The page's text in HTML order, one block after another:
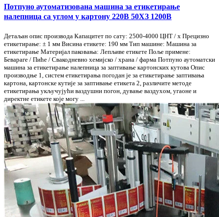
Потпуно аутоматизована машина за етикетирање
налепница са углом у картону 220В 50ХЗ 1200В
Детаљан опис производа Капацитет по сату: 2500-4000 ЦНТ / х Прецизно
етикетирање: ± 1 мм Висина етикете: 190 мм Тип машине: Машина за
етикетирање Материјал паковања: Лепљиве етикете Поље примене:
Бевараге / Пиће / Свакодневно хемијско / храна / фарма Потпуно аутоматски
машина за етикетирање налепница за заптивање картонских кутова Опис
производње 1, систем етикетирања погодан је за етикетирање заптивања
картона, картонске кутије за заптивање етикета 2, различите методе
етикетирања укључујући ваздушни погон, дување ваздухом, угаоне и
директне етикете које могу ...